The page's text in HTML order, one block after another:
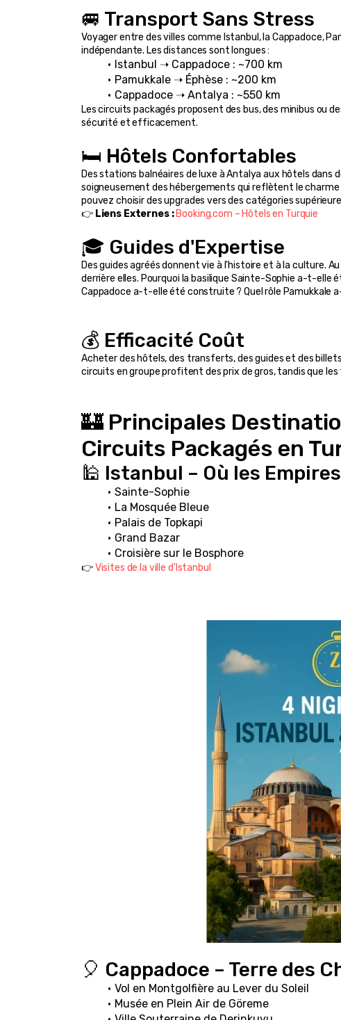
🚐 Transport Sans Stress
Voyager entre des villes comme Istanbul, la Cappadoce,
indépendante. Les distances sont longues :
Istanbul ➝ Cappadoce : ~700 km
Pamukkale ➝ Éphèse : ~200 km
Cappadoce ➝ Antalya : ~550 km
Les circuits packagés proposent des bus, des minibus ou
sécurité et efficacement.
🛏️ Hôtels Confortables
Des stations balnéaires de luxe à Antalya aux hôtels
soigneusement des hébergements qui reflètent le
pouvez choisir des upgrades vers des catégories
👉 Liens Externes : Booking.com – Hôtels en Turquie
🎓 Guides d'Expertise
Des guides agréés donnent vie à l'histoire et à la culture.
derrière elles. Pourquoi la basilique Sainte-Sophie a-t-elle
Cappadoce a-t-elle été construite ? Quel rôle Pamukkale
💰 Efficacité Coût
Acheter des hôtels, des transferts, des guides et des
circuits en groupe profitent des prix de gros, tandis que
🏰 Principales
Circuits Packagés en
🕌 Istanbul – Où les
Sainte-Sophie
La Mosquée Bleue
Palais de Topkapi
Grand Bazar
Croisière sur le Bosphore
👉 Visites de la ville d'Istanbul
🎈 Cappadoce – Terre des
Vol en Montgolfière au Lever du Soleil
Musée en Plein Air de Göreme